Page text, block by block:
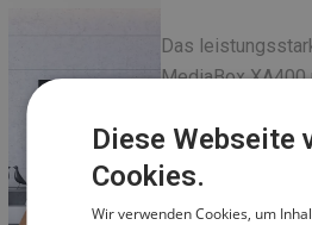
Das
MediaBox
zertifizierten
TV™ lässt Sie
in eine unendliche
Diese Webseite
Cookies.
Wir verwenden Cookies, um